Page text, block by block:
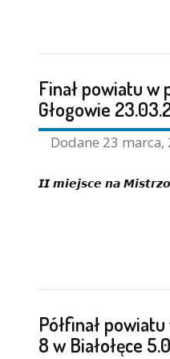
Finał powiatu w
Głogowie
Dodane 23 marca,
𝙄𝙄 𝙢𝙞𝙚𝙟𝙨𝙘𝙚 𝙣𝙖
Półfinał
8 w Białołęce